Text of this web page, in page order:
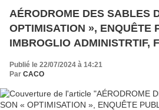
AÉRODROME DES SABLES
OPTIMISATION », ENQUÊTE
IMBROGLIO ADMINISTRTIF,
Publié le 22/07/2024 à 14:21
Par CACO